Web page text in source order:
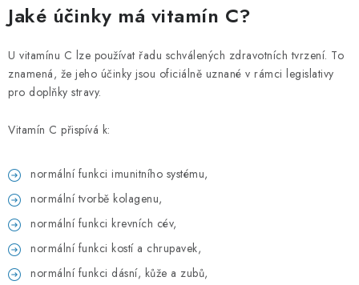
Jaké účinky má vitamín C?
U vitamínu C lze používat řadu schválených zdravotních tvrzení. To
znamená, že jeho účinky jsou oficiálně uznané v rámci legislativy
pro doplňky stravy.
Vitamín C přispívá k:
normální funkci imunitního systému,
normální tvorbě kolagenu,
normální funkci krevních cév,
normální funkci kostí a chrupavek,
normální funkci dásní, kůže a zubů,